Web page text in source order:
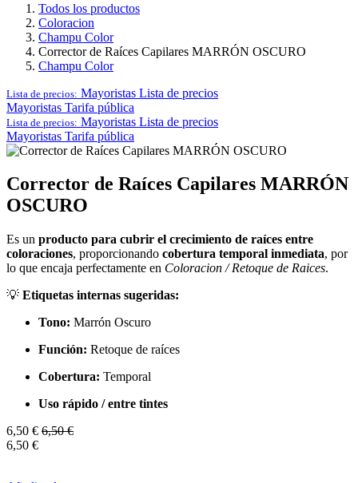
Todos los productos
Coloracion
Champu Color
Corrector de Raíces Capilares MARRÓN OSCURO
Champu Color
Lista de precios: Mayoristas Lista de precios
Mayoristas Tarifa pública
Lista de precios: Mayoristas Lista de precios
Mayoristas Tarifa pública
Corrector de Raíces Capilares MARRÓN
OSCURO
Es un producto para cubrir el crecimiento de raíces entre
coloraciones, proporcionando cobertura temporal inmediata, por
lo que encaja perfectamente en Coloracion / Retoque de Raices.
💡 Etiquetas internas sugeridas:
Tono: Marrón Oscuro
Función: Retoque de raíces
Cobertura: Temporal
Uso rápido / entre tintes
6,50 € 6,50€
6,50 €